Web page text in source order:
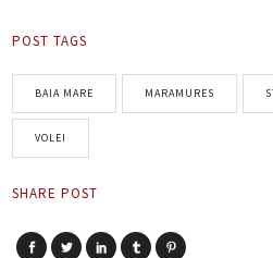
POST TAGS
BAIA MARE MARAMURES
VOLEI
SHARE POST